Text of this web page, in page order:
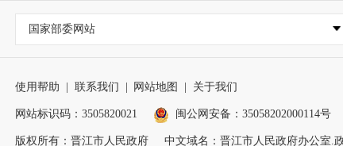
国家部委网站
使用帮助 联系我们 网站地图 关于我们
网站标识码：3505820021 闽公网安备：35058202000114号
版权所有：晋江市人民政府 中文域名：晋江市人民政府办公室.